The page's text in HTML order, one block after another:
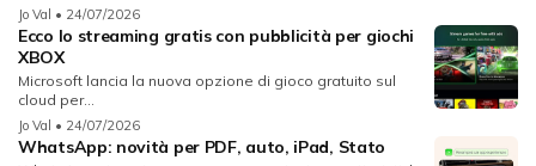
Jo Val • 24/07/2026
Ecco lo streaming gratis con pubblicità per giochi
XBOX
Microsoft lancia la nuova opzione di gioco gratuito sul
cloud per...
Jo Val • 24/07/2026
WhatsApp: novità per PDF, auto, iPad, Stato